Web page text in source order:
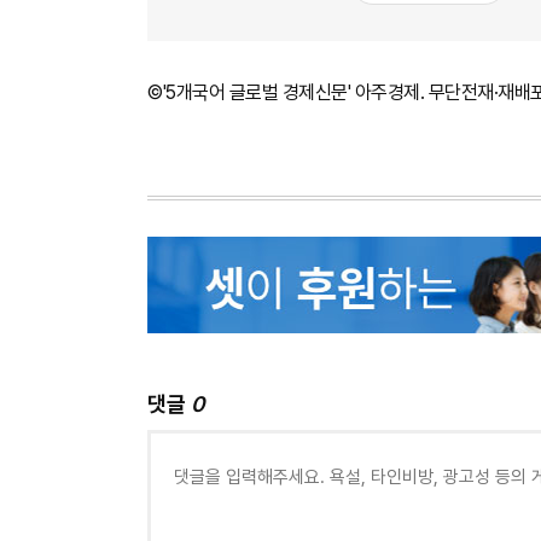
©'5개국어 글로벌 경제신문' 아주경제. 무단전재·재배
댓글 0